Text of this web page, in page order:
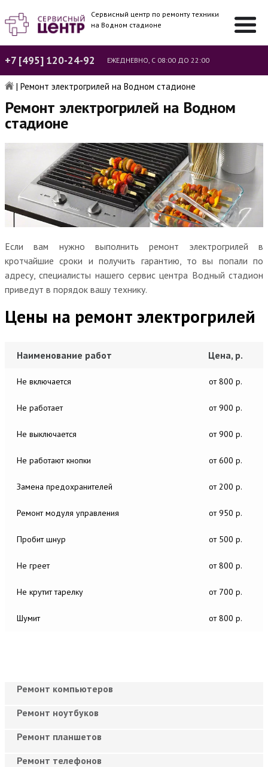
Сервисный центр по ремонту техники
на Водном стадионе
+7 [495] 120-24-92 ЕЖЕДНЕВНО, С 08:00 ДО 22:00
| Ремонт электрогрилей на Водном стадионе
Ремонт электрогрилей на Водном
стадионе
Если вам нужно выполнить ремонт электрогрилей в
кротчайшие сроки и получить гарантию, то вы попали по
адресу, специалисты нашего сервис центра Водный стадион
приведут в порядок вашу технику.
Цены на ремонт электрогрилей
Наименование работ Цена, р.
Не включается от 800 р.
Не работает от 900 р.
Не выключается от 900 р.
Не работают кнопки от 600 р.
Замена предохранителей от 200 р.
Ремонт модуля управления от 950 р.
Пробит шнур от 500 р.
Не греет от 800 р.
Не крутит тарелку от 700 р.
Шумит от 800 р.
Ремонт компьютеров
Ремонт ноутбуков
Ремонт планшетов
Ремонт телефонов